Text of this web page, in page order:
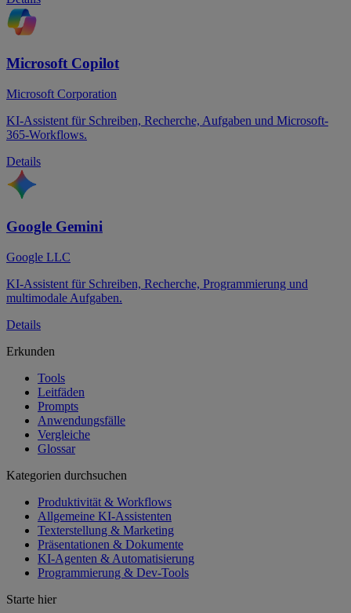
Microsoft Copilot
Microsoft Corporation
KI-Assistent für Schreiben, Recherche, Aufgaben und Microsoft-
365-Workflows.
Details
Google Gemini
Google LLC
KI-Assistent für Schreiben, Recherche, Programmierung und
multimodale Aufgaben.
Details
Erkunden
Tools
Leitfäden
Prompts
Anwendungsfälle
Vergleiche
Glossar
Kategorien durchsuchen
Produktivität & Workflows
Allgemeine KI-Assistenten
Texterstellung & Marketing
Präsentationen & Dokumente
KI-Agenten & Automatisierung
Programmierung & Dev-Tools
Starte hier